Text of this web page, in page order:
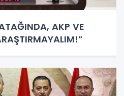
AKP VE